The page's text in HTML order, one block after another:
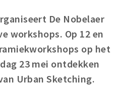
De Nobelaer
workshops. Op 12 en
op het
23 mei ontdekken
Urban Sketching.